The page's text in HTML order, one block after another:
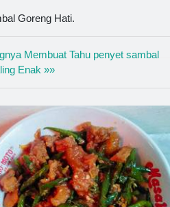
Goreng Hati.
Membuat Tahu penyet sambal
Enak »»